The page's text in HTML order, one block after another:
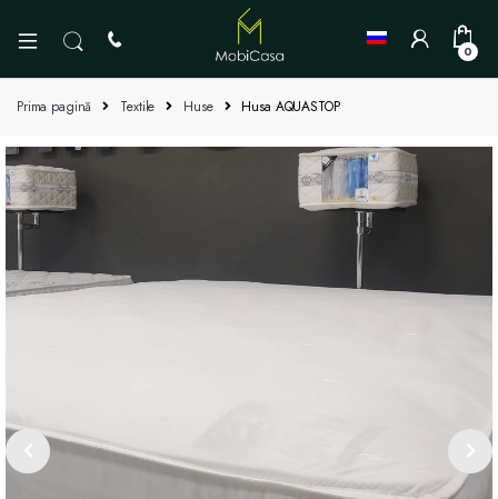
0
Prima pagină Textile Huse Husa AQUASTOP